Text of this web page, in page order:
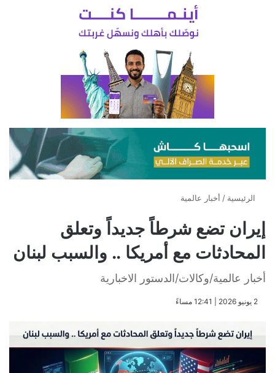
الرئيسية / أخبار عالمية
إيران تضع شرطاً جديداً وتعلق
المحادثات مع أمريكا .. والسبب لبنان
أخبار عالمية/وكالات/الدستور الاخبارية
​2 يونيو 2026 | 12:41 مساءً